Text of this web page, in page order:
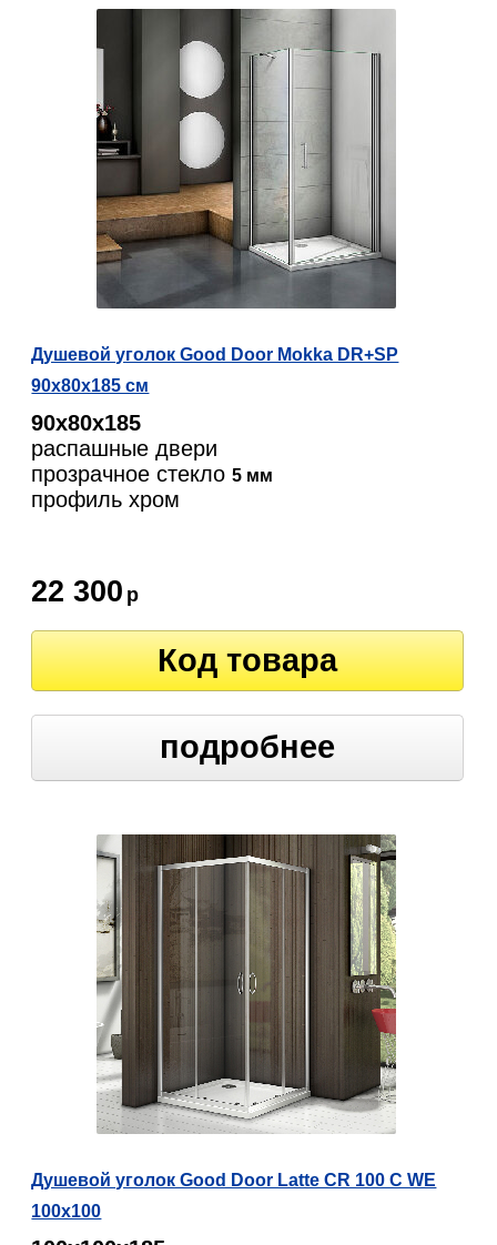
Душевой уголок Good Door Mokka DR+SP
90х80х185 см
90х80х185
распашные двери
прозрачное стекло5 мм
профиль хром
22 300 р
Код товара
подробнее
Душевой уголок Good Door Latte CR 100 C WE
100x100